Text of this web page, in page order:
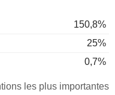
150,8%
25%
0,7%
les plus importantes